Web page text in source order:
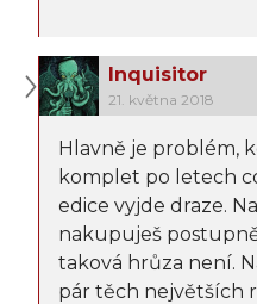
Inquisitor
21. května 2018
Hlavně je problém,
komplet po letech
edice vyjde draze.
nakupuješ
taková hrůza není.
pár těch největších